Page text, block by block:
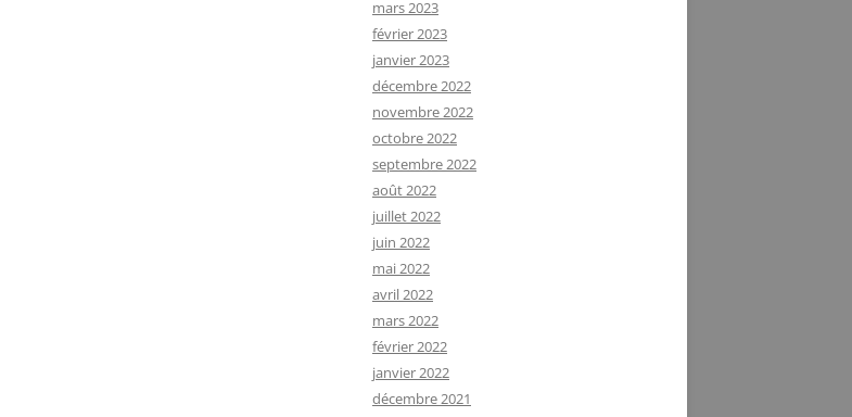
mars 2023
février 2023
janvier 2023
décembre 2022
novembre 2022
octobre 2022
septembre 2022
août 2022
juillet 2022
juin 2022
mai 2022
avril 2022
mars 2022
février 2022
janvier 2022
décembre 2021